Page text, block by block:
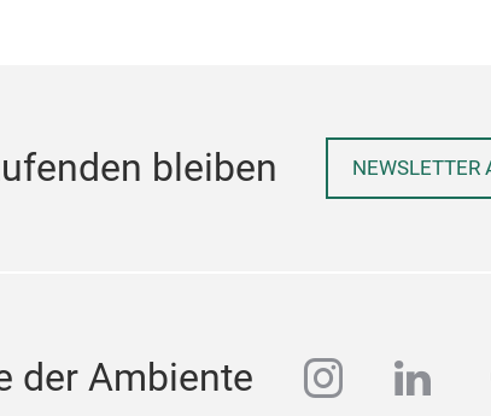
bleiben NEWSLETTER
der Ambiente